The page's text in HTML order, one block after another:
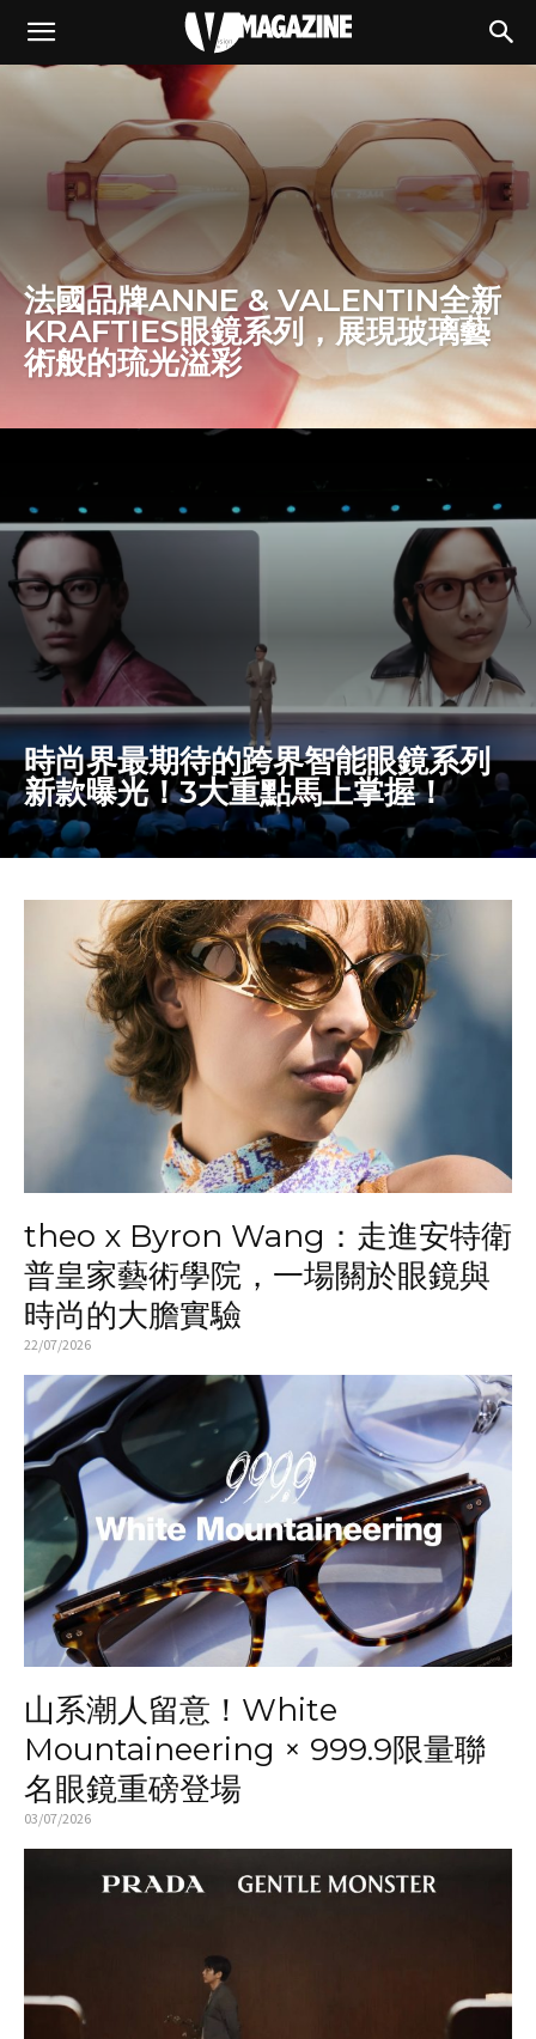
法國品牌ANNE & VALENTIN全新
KRAFTIES眼鏡系列，展現玻璃藝
術般的琉光溢彩
時尚界最期待的跨界智能眼鏡系列
新款曝光！3大重點馬上掌握！
theo x Byron Wang：走進安特衛
普皇家藝術學院，一場關於眼鏡與
時尚的大膽實驗
22/07/2026
山系潮人留意！White
Mountaineering × 999.9限量聯
名眼鏡重磅登場
03/07/2026